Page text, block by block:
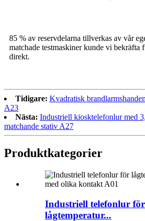
85 % av reservdelarna tillverkas av vår
matchade testmaskiner kunde vi bekräfta
direkt.
Tidigare: Kvadratisk
A23
Nästa: Industriell kiosktelefonlur med
matchande stativ A27
Produktkategorier
Industriell telefonlur för
lågtemperatur...